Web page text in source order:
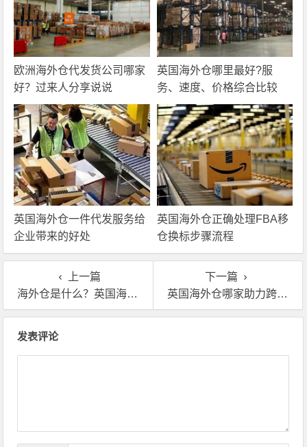
欧洲海外仓代发货公司哪家
好？过来人分享说说
英国海外仓哪里最好?服
务、速度、价格综合比较
英国海外仓一件代发服务给
企业带来的好处
英国海外仓正确处理FBA移
仓换标步骤流程
上一篇
海外仓是什么？英国海外仓服务有哪些优势
下一篇
英国海外仓哪家助力跨境电商出口企业开拓市场
发表评论